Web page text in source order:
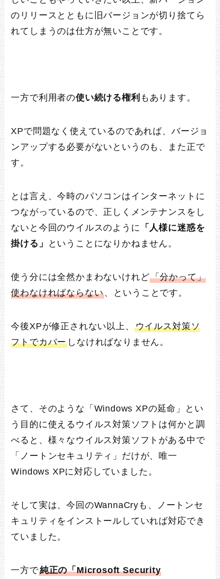
のリリースとともに旧バージョンが切り捨てら
れてしまうのは仕方が無いことです。
一方で利用者の使い続ける権利 もあります。
XPで問題なく使えているのであれば、バージョ
ンアップする必要がないというのも、また正で
す。
とは言え、今時のパソコンはインターネットに
つながっているので、正しくメンテナンスをし
ないと今回のウイルスのように 「人様に迷惑を
掛ける」
ということになりかねません。
使う分には全然かまわないけれど「分かって」
使わなければならない、ということです。
今後XPが修正されない以上、 ウイルス対策ソ
フトでカバー しなければなりません。
さて、そのような「Windows XPの延命」とい
う目的に使えるウイルス対策ソフトは何かと調
べると、様々なウイルス対策ソフトがある中で
「ノートンセキュリティ」だけが、唯一
Windows XPに対応していました。
そして実は、今回のWannaCryも、ノートンセ
キュリティをインストールしていれば対応でき
ていました。
一方で純正の「Microsoft Security